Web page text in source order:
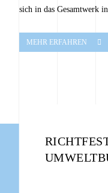
sich in das Gesamtwerk
MEHR ERFAHREN